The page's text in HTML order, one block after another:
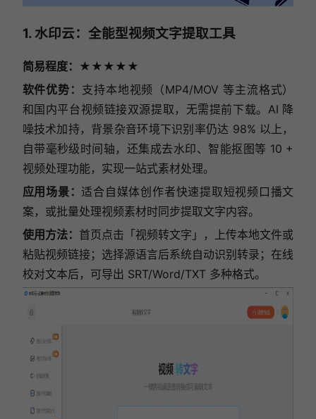
1. 水印云：全能型视频文字提取工具
简易程度：★★★★★
软件优势： 支持本地视频（MP4/MOV 等主流格式）
和国内平台视频链接双源提取，无需提前下载。AI 降
噪技术加持，背景杂音环境下识别率仍达 98% 以上，
自带毫秒级时间轴，还集成去水印、智能抠图等 10 +
视频处理功能，实现一站式素材处理。
应用场景：适合自媒体创作者快速提取短视频口播文
案，或批量处理视频素材时同步提取文字内容。
使用方法： 首页点击「视频转文字」，上传本地文件或
粘贴视频链接；选择源语言后系统自动识别转录；在线
校对文本后，可导出 SRT/Word/TXT 多种格式。